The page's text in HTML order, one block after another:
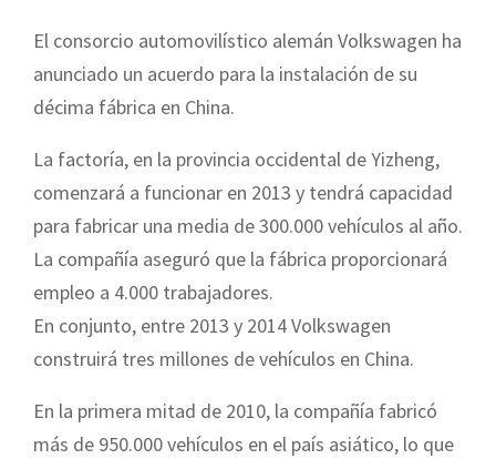
El consorcio automovilístico alemán Volkswagen ha
anunciado un acuerdo para la instalación de su
décima fábrica en China.
La factoría, en la provincia occidental de Yizheng,
comenzará a funcionar en 2013 y tendrá capacidad
para fabricar una media de 300.000 vehículos al año.
La compañía aseguró que la fábrica proporcionará
empleo a 4.000 trabajadores.
En conjunto, entre 2013 y 2014 Volkswagen
construirá tres millones de vehículos en China.
En la primera mitad de 2010, la compañía fabricó
más de 950.000 vehículos en el país asiático, lo que